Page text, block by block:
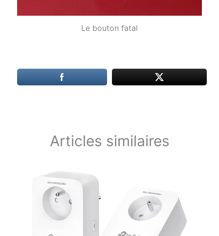
Le bouton fatal
Articles similaires